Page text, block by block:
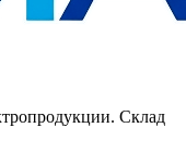
Склад